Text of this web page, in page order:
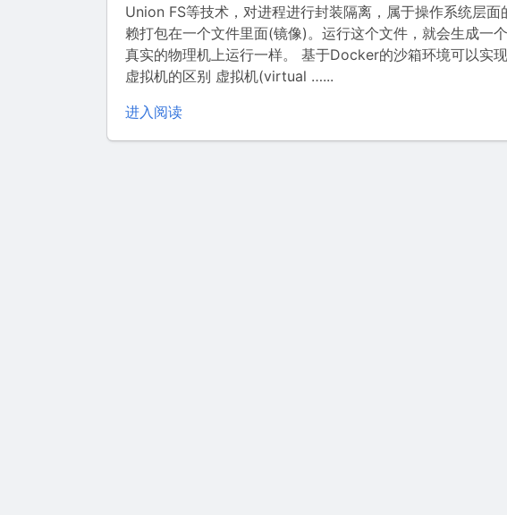
Union FS等技术，对进程进行封装隔离，属于操作系统层
赖打包在一个文件里面(镜像)。运行这个文件，就会生成一
真实的物理机上运行一样。 基于Docker的沙箱环境可以实
虚拟机的区别 虚拟机(virtual …...
进入阅读